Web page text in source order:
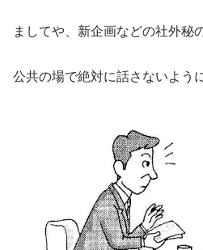
ましてや、新企画などの社外秘
公共の場で絶対に話さないよう